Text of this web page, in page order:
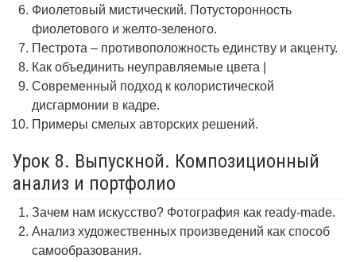
Фиолетовый мистический. Потусторонность
фиолетового и желто-зеленого.
Пестрота – противоположность единству и акценту.
Как объединить неуправляемые цвета |
Современный подход к колористической
дисгармонии в кадре.
Примеры смелых авторских решений.
Урок 8. Выпускной. Композиционный
анализ и портфолио
Зачем нам искусство? Фотография как ready-made.
Анализ художественных произведений как способ
самообразования.